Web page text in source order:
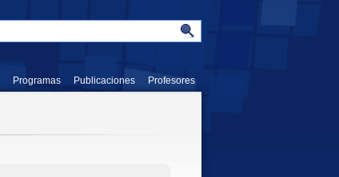
Programas Publicaciones Profesores